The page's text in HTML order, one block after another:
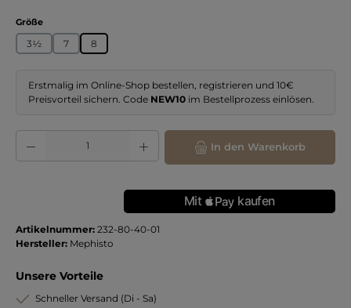
Größeauswählen
3½ 7 8
Erstmalig im Online-Shop bestellen, registrieren und 10€
Preisvorteil sichern. Code NEW10 im Bestellprozess einlösen.
Produkt Anzahl: Gib den gewünschten Wert ein oder benutze die
In den Warenkorb
Artikelnummer: 232-80-40-01
Hersteller: Mephisto
Unsere Vorteile
Schneller Versand (Di - Sa)